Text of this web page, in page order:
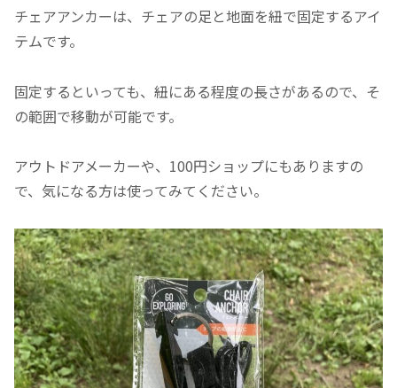
チェアアンカーは、チェアの足と地面を紐で固定するアイ
テムです。
固定するといっても、紐にある程度の長さがあるので、そ
の範囲で移動が可能です。
アウトドアメーカーや、100円ショップにもありますの
で、気になる方は使ってみてください。